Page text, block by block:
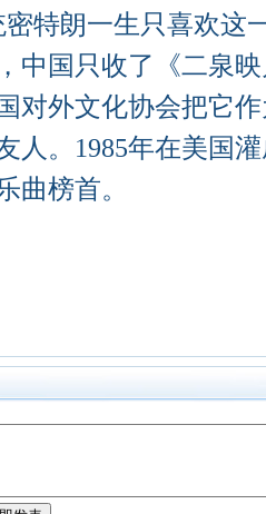
特朗一生只喜欢这
中国只收了《二泉
对外文化协会把它
人。1985年在美国
曲榜首。